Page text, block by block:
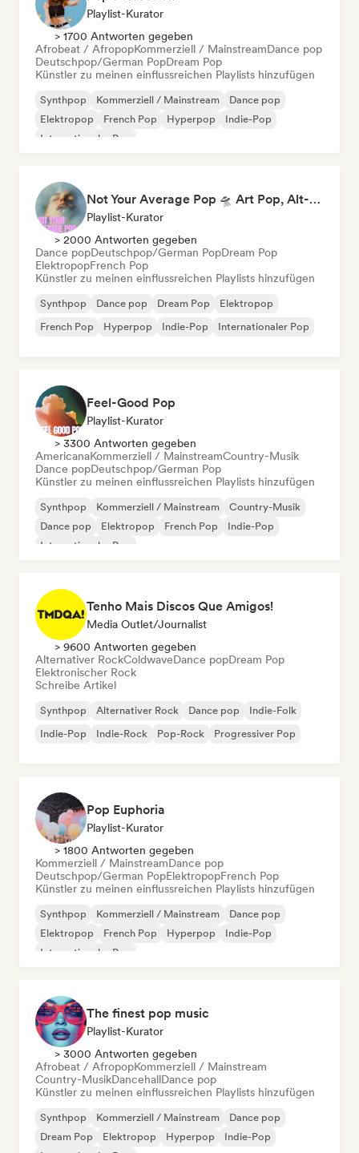
Playlist-Kurator
> 1700 Antworten gegeben
Afrobeat / AfropopKommerziell / MainstreamDance pop
Deutschpop/German PopDream Pop
Künstler zu meinen einflussreichen Playlists hinzufügen
Synthpop Kommerziell / Mainstream
Dance pop
Elektropop
French Pop Hyperpop
Indie-Pop
Internationaler Pop
Not Your Average Pop 🛸 Art Pop, Alt-Pop & Indie Pop
Playlist-Kurator
> 2000 Antworten gegeben
Dance popDeutschpop/German PopDream Pop
ElektropopFrench Pop
Künstler zu meinen einflussreichen Playlists hinzufügen
Synthpop Dance pop Dream Pop
Elektropop
French Pop
Hyperpop Indie-Pop Internationaler Pop
Feel-Good Pop
Playlist-Kurator
> 3300 Antworten gegeben
AmericanaKommerziell / MainstreamCountry-Musik
Dance popDeutschpop/German Pop
Künstler zu meinen einflussreichen Playlists hinzufügen
Synthpop Kommerziell / Mainstream
Country-Musik
Dance pop
Elektropop French Pop
Indie-Pop
Internationaler Pop
Tenho Mais Discos Que Amigos!
Media Outlet/Journalist
> 9600 Antworten gegeben
Alternativer RockColdwaveDance popDream Pop
Elektronischer Rock
Schreibe Artikel
Synthpop Alternativer Rock Dance pop
Indie-Folk
Indie-Pop
Indie-Rock Pop-Rock Progressiver Pop
Pop Euphoria
Playlist-Kurator
> 1800 Antworten gegeben
Kommerziell / MainstreamDance pop
Deutschpop/German PopElektropopFrench Pop
Künstler zu meinen einflussreichen Playlists hinzufügen
Synthpop Kommerziell / Mainstream
Dance pop
Elektropop
French Pop Hyperpop
Indie-Pop
Internationaler Pop
The finest pop music
Playlist-Kurator
> 3000 Antworten gegeben
Afrobeat / AfropopKommerziell / Mainstream
Country-MusikDancehallDance pop
Künstler zu meinen einflussreichen Playlists hinzufügen
Synthpop Kommerziell / Mainstream
Dance pop
Dream Pop
Elektropop Hyperpop
Indie-Pop